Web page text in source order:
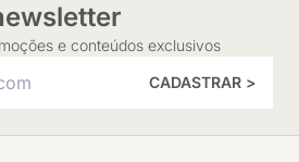
e conteúdos exclusivos
CADASTRAR >